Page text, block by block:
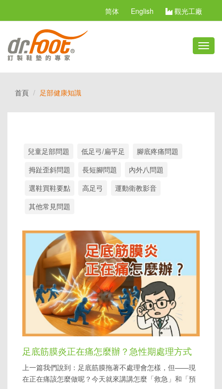
简体 English 觀光工廠
切
選
首頁 足部健康知識
兒童足部問題 低足弓/扁平足
腳底疼痛問題
拇趾歪斜問題
長短腳問題
內外八問題
選鞋買鞋要點
高足弓
運動衛教影音
其他常見問題
足底筋膜炎正在痛怎麼辦？急性期處理方式
與鞋墊怎麼幫忙
上一篇我們說到：足底筋膜拖著不處理會怎樣，但——現
在正在痛該怎麼做呢？今天就來講講怎麼「救急」和「預